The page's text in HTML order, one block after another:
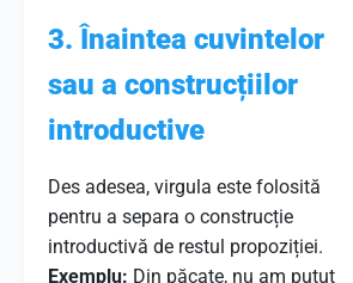
3. Înaintea cuvintelor
sau a construcțiilor
introductive
Des adesea, virgula este folosită
pentru a separa o construcție
introductivă de restul propoziției.
Exemplu: Din păcate, nu am putut